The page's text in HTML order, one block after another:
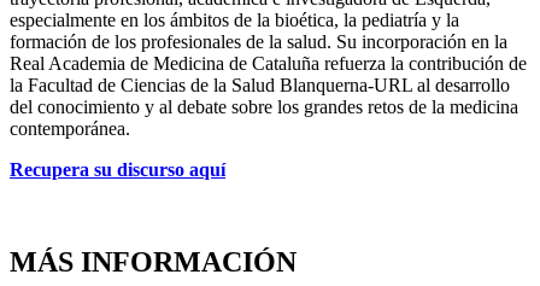
especialmente en los ámbitos de la bioética, la pediatría y la
formación de los profesionales de la salud. Su incorporación en la
Real Academia de Medicina de Cataluña refuerza la contribución de
la Facultad de Ciencias de la Salud Blanquerna-URL al desarrollo
del conocimiento y al debate sobre los grandes retos de la medicina
contemporánea.
Recupera su discurso aquí
MÁS INFORMACIÓN